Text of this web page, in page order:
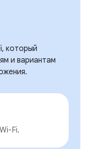
который
и вариантам
Fi.